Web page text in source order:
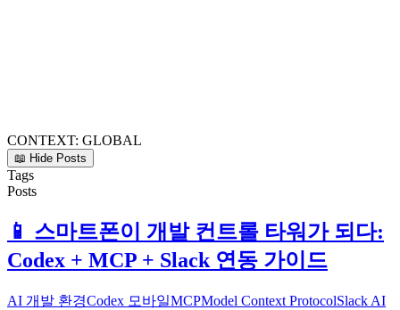
CONTEXT: GLOBAL
📖 Hide Posts
Tags
Posts
📱 스마트폰이 개발 컨트롤 타워가 되다:
Codex + MCP + Slack 연동 가이드
AI 개발 환경Codex 모바일MCPModel Context ProtocolSlack AI